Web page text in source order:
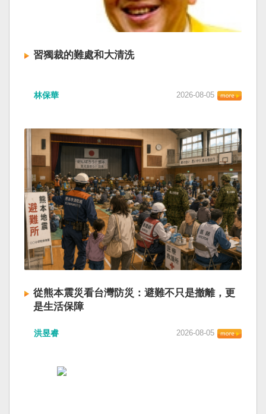
習獨裁的難處和大清洗
林保華 2026-08-05
從熊本震災看台灣防災：避難不只是撤離，更
是生活保障
洪昱睿 2026-08-05